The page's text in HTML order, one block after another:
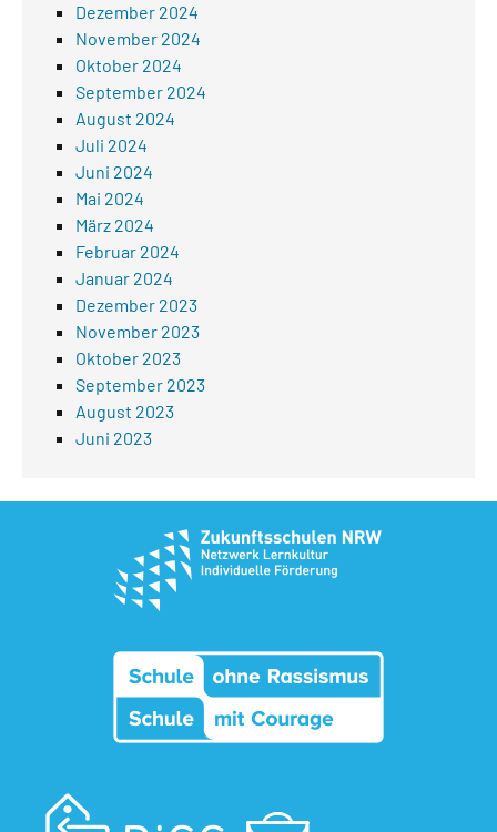
Dezember 2024
November 2024
Oktober 2024
September 2024
August 2024
Juli 2024
Juni 2024
Mai 2024
März 2024
Februar 2024
Januar 2024
Dezember 2023
November 2023
Oktober 2023
September 2023
August 2023
Juni 2023